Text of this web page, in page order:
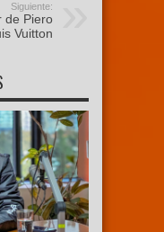
Siguiente:
de Piero
Vuitton